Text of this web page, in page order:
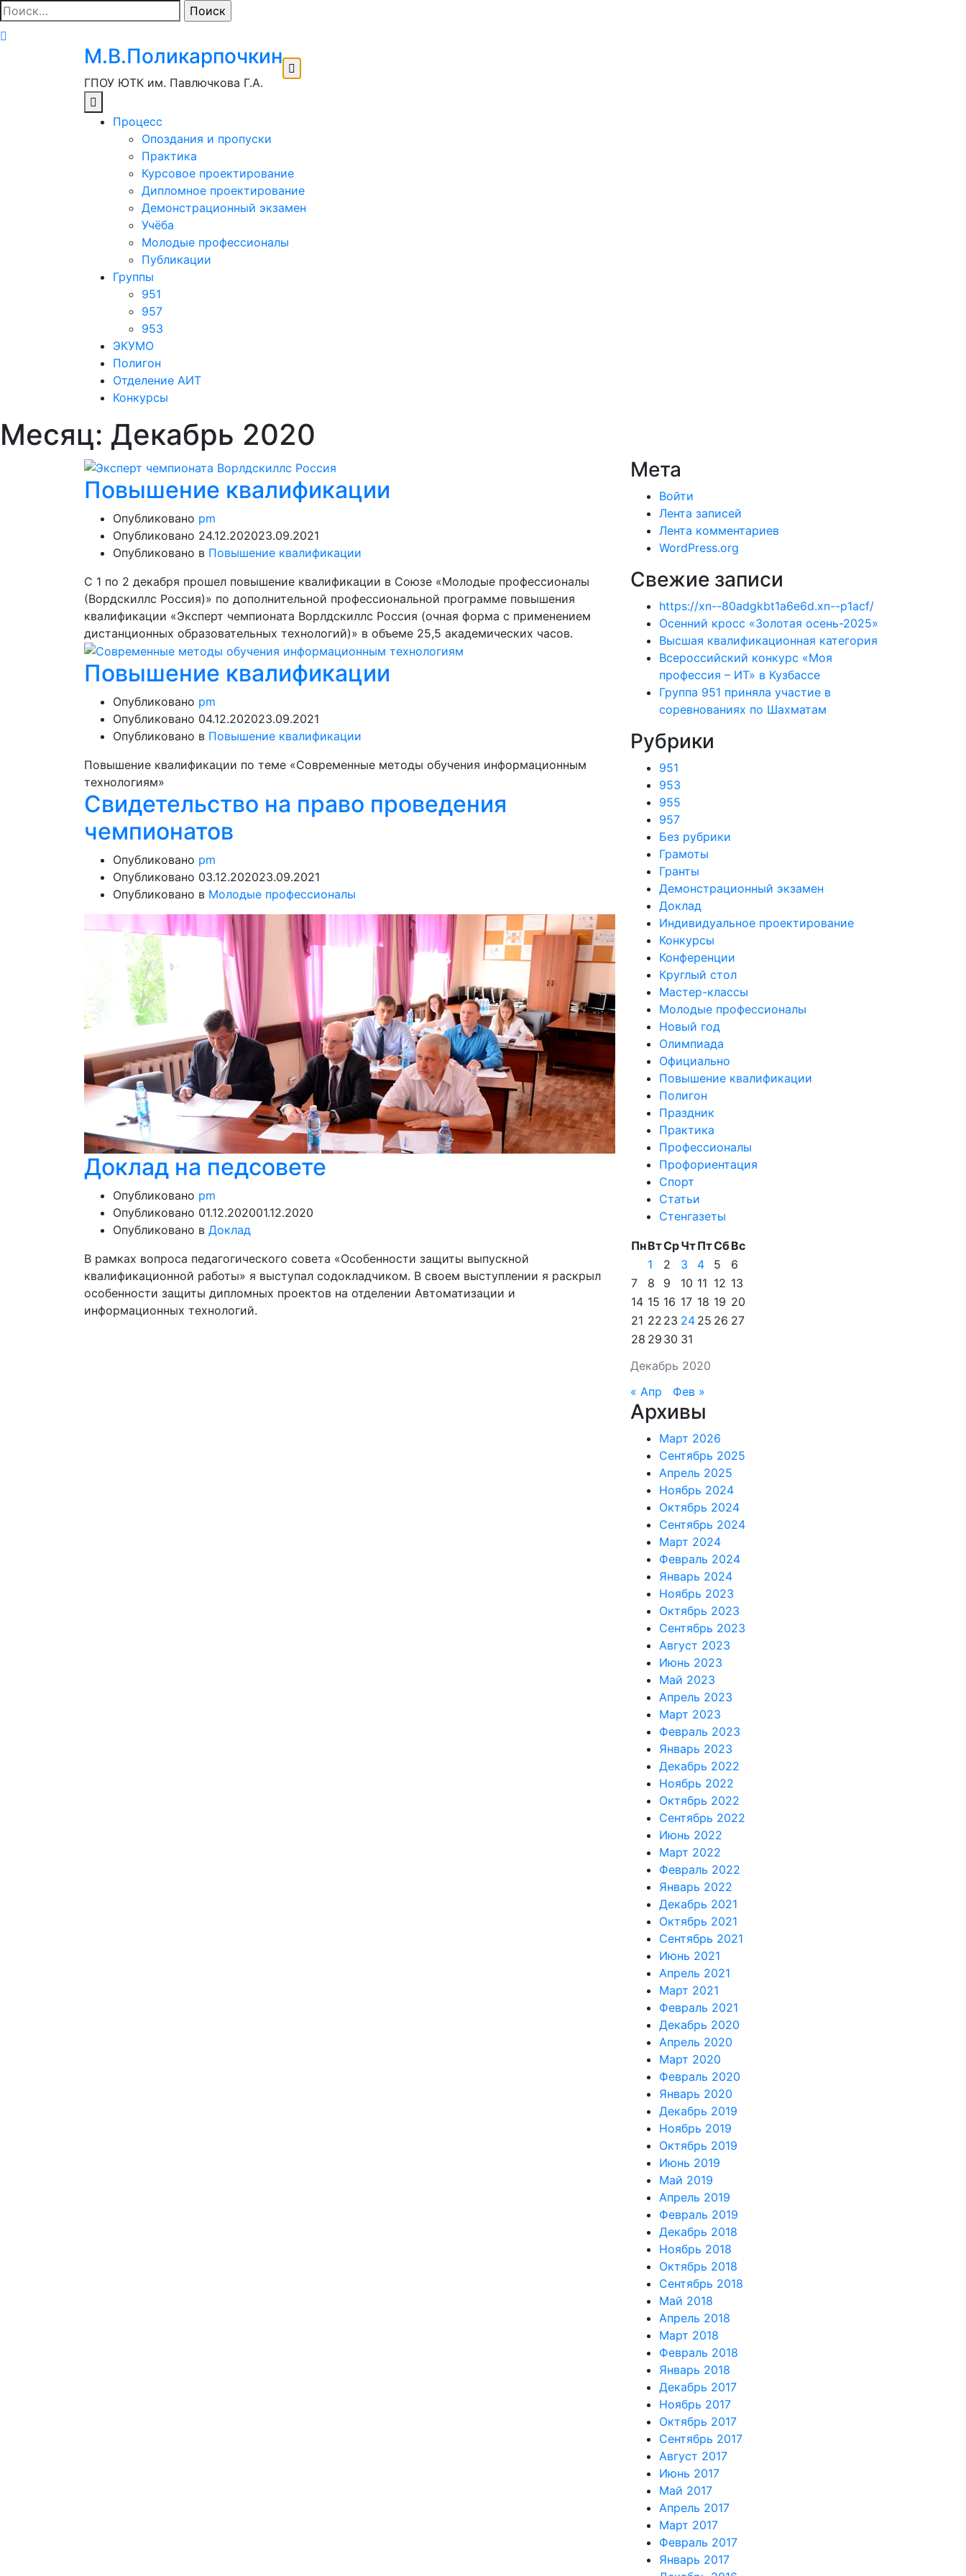
Перейти
к
содержимому
Найти:
М.В.Поликарпочкин
ГПОУ ЮТК им. Павлючкова Г.А.
Процесс
Опоздания и пропуски
Практика
Курсовое проектирование
Дипломное проектирование
Демонстрационный экзамен
Учёба
Молодые профессионалы
Публикации
Группы
951
957
953
ЭКУМО
Полигон
Отделение АИТ
Конкурсы
Месяц: Декабрь 2020
Повышение квалификации
Опубликовано pm
Опубликовано 24.12.202023.09.2021
Опубликовано в Повышение квалификации
С 1 по 2 декабря прошел повышение квалификации в Союзе «Молодые профессионалы
(Вордскиллс Россия)» по дополнительной профессиональной программе повышения
квалификации «Эксперт чемпионата Ворлдскиллс Россия (очная форма с применением
дистанционных образовательных технологий)» в объеме 25,5 академических часов.
Повышение квалификации
Опубликовано pm
Опубликовано 04.12.202023.09.2021
Опубликовано в Повышение квалификации
Повышение квалификации по теме «Современные методы обучения информационным
технологиям»
Свидетельство на право проведения
чемпионатов
Опубликовано pm
Опубликовано 03.12.202023.09.2021
Опубликовано в Молодые профессионалы
Доклад на педсовете
Опубликовано pm
Опубликовано 01.12.202001.12.2020
Опубликовано в Доклад
В рамках вопроса педагогического совета «Особенности защиты выпускной
квалификационной работы» я выступал содокладчиком. В своем выступлении я раскрыл
особенности защиты дипломных проектов на отделении Автоматизации и
информационных технологий.
Мета
Войти
Лента записей
Лента комментариев
WordPress.org
Свежие записи
https://xn--80adgkbt1a6e6d.xn--p1acf/
Осенний кросс «Золотая осень-2025»
Высшая квалификационная категория
Всероссийский конкурс «Моя
профессия – ИТ» в Кузбассе
Группа 951 приняла участие в
соревнованиях по Шахматам
Рубрики
951
953
955
957
Без рубрики
Грамоты
Гранты
Демонстрационный экзамен
Доклад
Индивидуальное проектирование
Конкурсы
Конференции
Круглый стол
Мастер-классы
Молодые профессионалы
Новый год
Олимпиада
Официально
Повышение квалификации
Полигон
Праздник
Практика
Профессионалы
Профориентация
Спорт
Статьи
Стенгазеты
Декабрь 2020
ПнВтСрЧтПтСбВс
1
2 3 4 5
6
7
8 9 10 11 12 13
14 15 16 17 18 19 20
21 22 23 24 25 26 27
28 29 30 31
« Апр Фев »
Архивы
Март 2026
Сентябрь 2025
Апрель 2025
Ноябрь 2024
Октябрь 2024
Сентябрь 2024
Март 2024
Февраль 2024
Январь 2024
Ноябрь 2023
Октябрь 2023
Сентябрь 2023
Август 2023
Июнь 2023
Май 2023
Апрель 2023
Март 2023
Февраль 2023
Январь 2023
Декабрь 2022
Ноябрь 2022
Октябрь 2022
Сентябрь 2022
Июнь 2022
Март 2022
Февраль 2022
Январь 2022
Декабрь 2021
Октябрь 2021
Сентябрь 2021
Июнь 2021
Апрель 2021
Март 2021
Февраль 2021
Декабрь 2020
Апрель 2020
Март 2020
Февраль 2020
Январь 2020
Декабрь 2019
Ноябрь 2019
Октябрь 2019
Июнь 2019
Май 2019
Апрель 2019
Февраль 2019
Декабрь 2018
Ноябрь 2018
Октябрь 2018
Сентябрь 2018
Май 2018
Апрель 2018
Март 2018
Февраль 2018
Январь 2018
Декабрь 2017
Ноябрь 2017
Октябрь 2017
Сентябрь 2017
Август 2017
Июнь 2017
Май 2017
Апрель 2017
Март 2017
Февраль 2017
Январь 2017